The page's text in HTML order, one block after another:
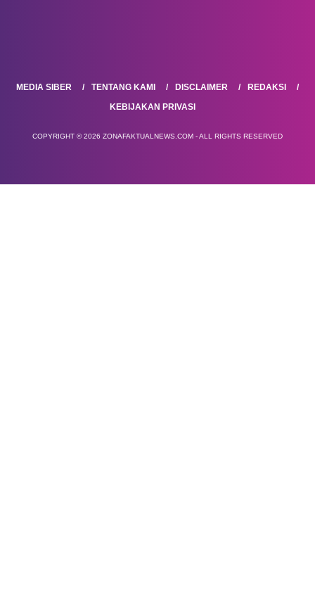
MEDIA SIBER TENTANG KAMI DISCLAIMER
REDAKSI
KEBIJAKAN PRIVASI
COPYRIGHT © 2026 ZONAFAKTUALNEWS.COM - ALL RIGHTS RESERVED